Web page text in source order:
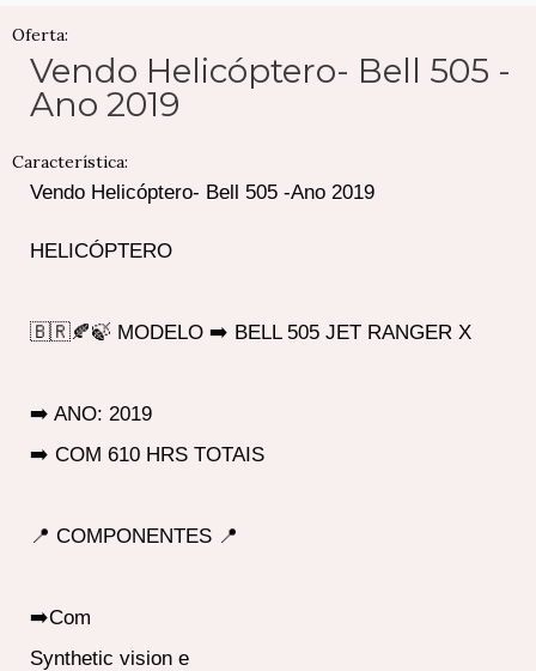
Oferta:
Vendo Helicóptero- Bell 505 -
Ano 2019
Característica:
Vendo Helicóptero- Bell 505 -Ano 2019
HELICÓPTERO
🇧🇷🍂🍃 MODELO ➡️ BELL 505 JET RANGER X
➡️ ANO: 2019
➡️ COM 610 HRS TOTAIS
📍 COMPONENTES 📍
➡️Com
Synthetic vision e